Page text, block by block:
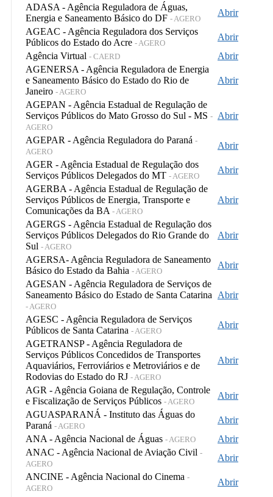
ADASA - Agência Reguladora de Águas,
Energia e Saneamento Básico do DF - AGERO
Abrir
AGEAC - Agência Reguladora dos Serviços
Públicos do Estado do Acre - AGERO
Abrir
Agência Virtual - CAERD
Abrir
AGENERSA - Agência Reguladora de Energia
e Saneamento Básico do Estado do Rio de
Janeiro - AGERO
Abrir
AGEPAN - Agência Estadual de Regulação de
Serviços Públicos do Mato Grosso do Sul - MS -
AGERO
Abrir
AGEPAR - Agência Reguladora do Paraná -
AGERO
Abrir
AGER - Agência Estadual de Regulação dos
Serviços Públicos Delegados do MT - AGERO
Abrir
AGERBA - Agência Estadual de Regulação de
Serviços Públicos de Energia, Transporte e
Comunicações da BA - AGERO
Abrir
AGERGS - Agência Estadual de Regulação dos
Serviços Públicos Delegados do Rio Grande do
Sul - AGERO
Abrir
AGERSA- Agência Reguladora de Saneamento
Básico do Estado da Bahia - AGERO
Abrir
AGESAN - Agência Reguladora de Serviços de
Saneamento Básico do Estado de Santa Catarina
- AGERO
Abrir
AGESC - Agência Reguladora de Serviços
Públicos de Santa Catarina - AGERO
Abrir
AGETRANSP - Agência Reguladora de
Serviços Públicos Concedidos de Transportes
Aquaviários, Ferroviários e Metroviários e de
Rodovias do Estado do RJ - AGERO
Abrir
AGR - Agência Goiana de Regulação, Controle
e Fiscalização de Serviços Públicos - AGERO
Abrir
AGUASPARANÁ - Instituto das Águas do
Paraná - AGERO
Abrir
ANA - Agência Nacional de Águas - AGERO
Abrir
ANAC - Agência Nacional de Aviação Civil -
AGERO
Abrir
ANCINE - Agência Nacional do Cinema -
AGERO
Abrir